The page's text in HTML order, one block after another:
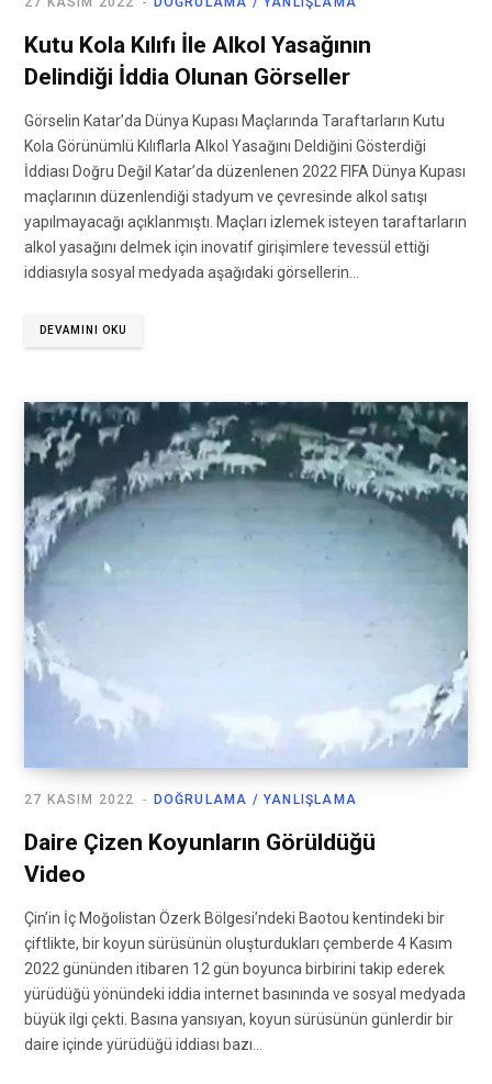
Kutu Kola Kılıfı İle Alkol Yasağının
Delindiği İddia Olunan Görseller
Görselin Katar’da Dünya Kupası Maçlarında Taraftarların Kutu
Kola Görünümlü Kılıflarla Alkol Yasağını Deldiğini Gösterdiği
İddiası Doğru Değil Katar’da düzenlenen 2022 FIFA Dünya Kupası
maçlarının düzenlendiği stadyum ve çevresinde alkol satışı
yapılmayacağı açıklanmıştı. Maçları izlemek isteyen taraftarların
alkol yasağını delmek için inovatif girişimlere tevessül ettiği
iddiasıyla sosyal medyada aşağıdaki görsellerin…
DEVAMINI OKU
DOĞRULAMA / YANLIŞLAMA
27 KASIM 2022
Daire Çizen Koyunların Görüldüğü
Video
Çin’in İç Moğolistan Özerk Bölgesi’ndeki Baotou kentindeki bir
çiftlikte, bir koyun sürüsünün oluşturdukları çemberde 4 Kasım
2022 gününden itibaren 12 gün boyunca birbirini takip ederek
yürüdüğü yönündeki iddia internet basınında ve sosyal medyada
büyük ilgi çekti. Basına yansıyan, koyun sürüsünün günlerdir bir
daire içinde yürüdüğü iddiası bazı…